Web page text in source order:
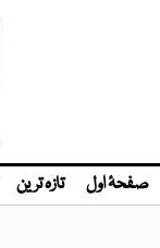
صفحۂ اول تازہ ترین